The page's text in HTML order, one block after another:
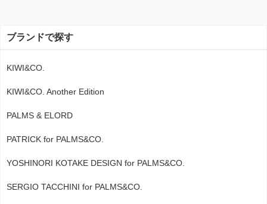
ブランドで探す
KIWI&CO.
KIWI&CO. Another Edition
PALMS & ELORD
PATRICK for PALMS&CO.
YOSHINORI KOTAKE DESIGN for PALMS&CO.
SERGIO TACCHINI for PALMS&CO.